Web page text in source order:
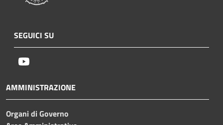
SEGUICI SU
AMMINISTRAZIONE
Organi di Governo